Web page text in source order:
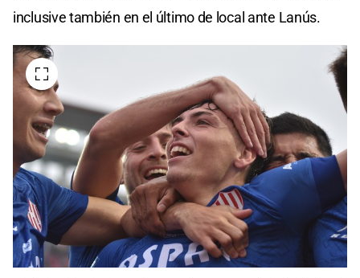
inclusive también en el último de local ante Lanús.